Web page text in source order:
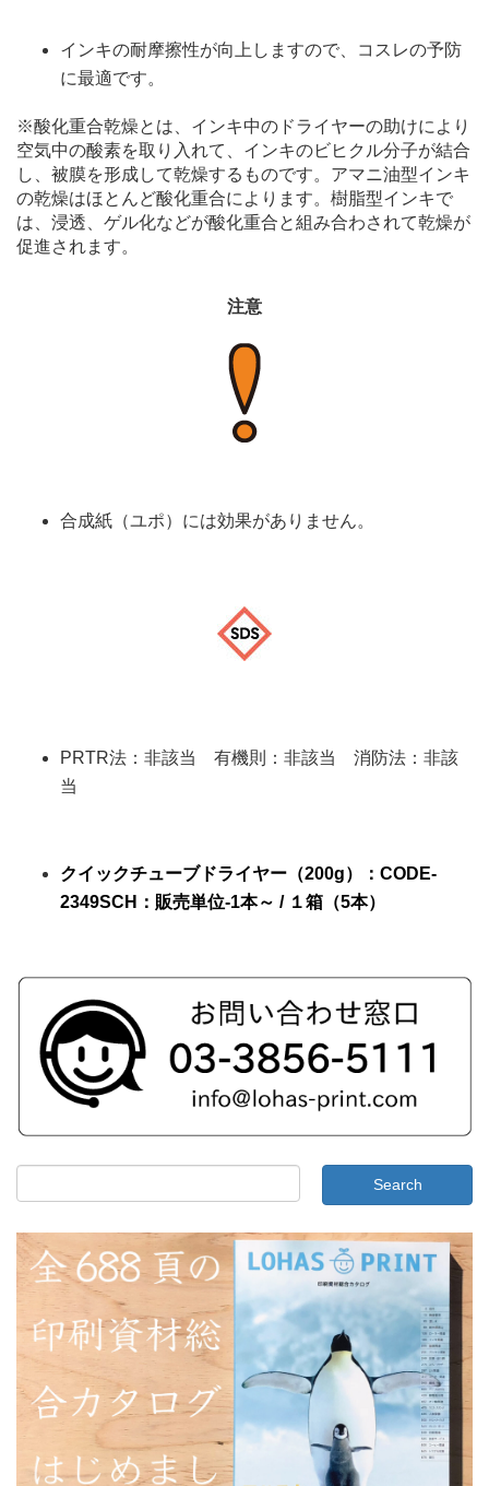
インキの耐摩擦性が向上しますので、コスレの予防
に最適です。
※酸化重合乾燥とは、インキ中のドライヤーの助けにより
空気中の酸素を取り入れて、インキのビヒクル分子が結合
し、被膜を形成して乾燥するものです。アマニ油型インキ
の乾燥はほとんど酸化重合によります。樹脂型インキで
は、浸透、ゲル化などが酸化重合と組み合わされて乾燥が
促進されます。
注意
合成紙（ユポ）には効果がありません。
PRTR法：非該当 有機則：非該当 消防法：非該
当
クイックチューブドライヤー（200g）
：CODE-
2349SCH ：販売単位-1本～ / １箱（5本）